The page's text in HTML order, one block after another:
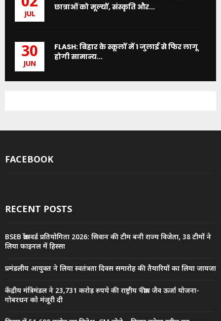
JUL
छात्राओं को मूल्यों, संस्कृति और...
30
JUN
FLASH: बिहार के स्कूलों में 1 जुलाई से फिर लागू
होगी सामान्य...
FACEBOOK
RECENT POSTS
BSEB क्रॉसवर्ड प्रतियोगिता 2026: सिवान की टीम बनी राज्य विजेता, 38 टीमों ने
लिया फाइनल में हिस्सा
प्रमंडलीय आयुक्त ने लिया स्वतंत्रता दिवस समारोह की तैयारियों का लिया जायजा
केंद्रीय मंत्रिमंडल ने 23,731 करोड़ रुपये की राष्ट्रीय चक्रीय जैव ऊर्जा योजना-
गोबरधन को मंजूरी दी